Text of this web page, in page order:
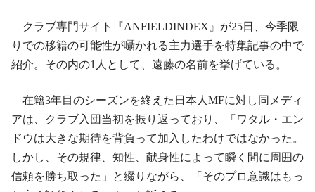
クラブ専門サイト『ANFIELDINDEX』が25日、今季限
りでの移籍の可能性が囁かれる主力選手を特集記事の中で
紹介。その内の1人として、遠藤の名前を挙げている。
在籍3年目のシーズンを終えた日本人MFに対し同メディ
アは、クラブ入団当初を振り返っており、「ワタル・エン
ドウは大きな期待を背負って加入したわけではなかった。
しかし、その規律、知性、献身性によって瞬く間に周囲の
信頼を勝ち取った」と綴りながら、「そのプロ意識はもっ